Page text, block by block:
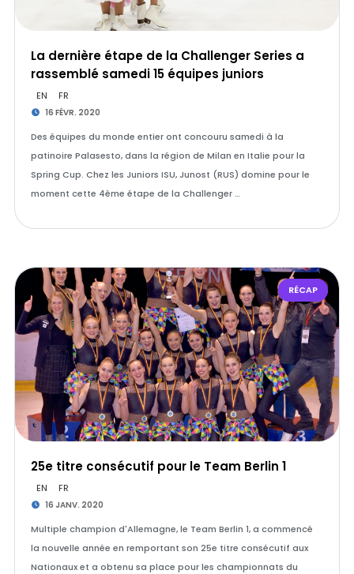
La dernière étape de la Challenger Series a
rassemblé samedi 15 équipes juniors
EN FR
16 FÉVR. 2020
Des équipes du monde entier ont concouru samedi à la
patinoire Palasesto, dans la région de Milan en Italie pour la
Spring Cup. Chez les Juniors ISU, Junost (RUS) domine pour le
moment cette 4ème étape de la Challenger …
RÉCAP
25e titre consécutif pour le Team Berlin 1
EN FR
16 JANV. 2020
Multiple champion d'Allemagne, le Team Berlin 1, a commencé
la nouvelle année en remportant son 25e titre consécutif aux
Nationaux et a obtenu sa place pour les championnats du